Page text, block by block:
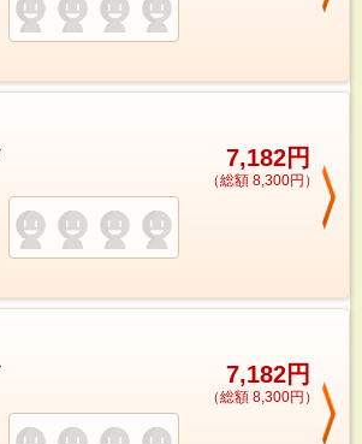
7,182円
（総額 8,300円）
7,182円
（総額 8,300円）